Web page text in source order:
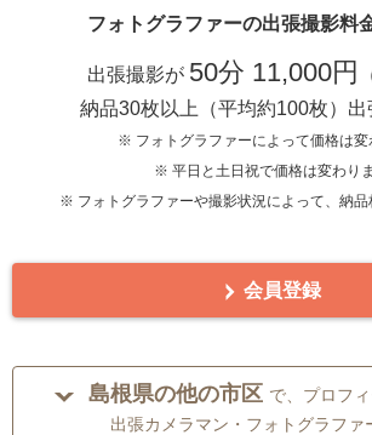
フォトグラファーの出張撮影料
出張撮影が 50分 11,000円
納品30枚以上（平均約100枚）出
※ フォトグラファーによって価格は変
※ 平日と土日祝で価格は変わり
※ フォトグラファーや撮影状況によって、納品
会員登録
島根県の他の市区 で、プロフ
出張カメラマン・フォトグラファ